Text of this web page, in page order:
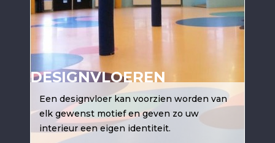
DESIGNVLOEREN
Een designvloer kan voorzien worden van
elk gewenst motief en geven zo uw
interieur een eigen identiteit.